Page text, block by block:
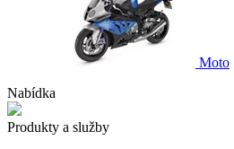
Moto
Nabídka
Produkty a služby